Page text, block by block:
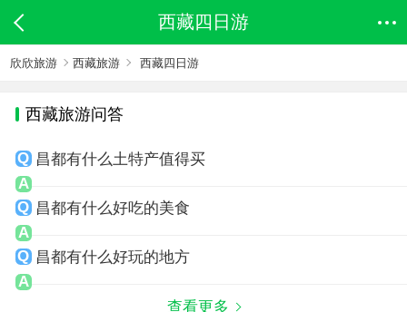
西藏四日游
欣欣旅游 西藏旅游 西藏四日游
西藏旅游问答
昌都有什么土特产值得买
昌都有什么好吃的美食
昌都有什么好玩的地方
查看更多